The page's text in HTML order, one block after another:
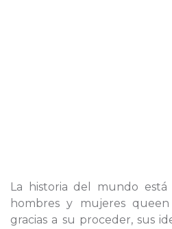
La historia del mundo
hombres y mujeres
gracias a su proceder, sus